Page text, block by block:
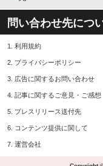
問い合わせ先につ
1. 利用規約
2. プライバシーポリシー
3. 広告に関するお問い合わせ
4. 記事に関するご意見・ご感想
5. プレスリリース送付先
6. コンテンツ提供に関して
7. 運営会社